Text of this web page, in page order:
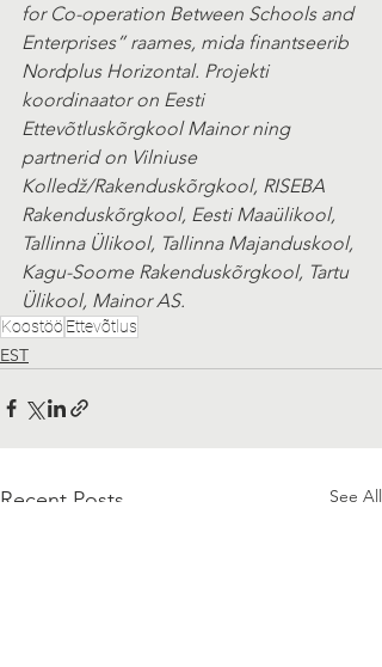
for Co-operation Between Schools and
Enterprises” raames, mida finantseerib
Nordplus Horizontal. Projekti
koordinaator on Eesti
Ettevõtluskõrgkool Mainor ning
partnerid on Vilniuse
Kolledž/Rakenduskõrgkool, RISEBA
Rakenduskõrgkool, Eesti Maaülikool,
Tallinna Ülikool, Tallinna Majanduskool,
Kagu-Soome Rakenduskõrgkool, Tartu
Ülikool, Mainor AS.
Koostöö Ettevõtlus
EST
Recent Posts See All